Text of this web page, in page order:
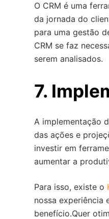
O CRM é uma
da jornada do
para uma gestão
CRM se faz
serem analisados.
7.
A implementação
das ações e
investir em
aumentar a
Para isso, existe o
nossa experiência
benefício.Quer